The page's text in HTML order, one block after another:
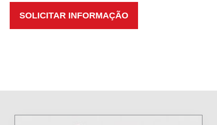
SOLICITAR INFORMAÇÃO